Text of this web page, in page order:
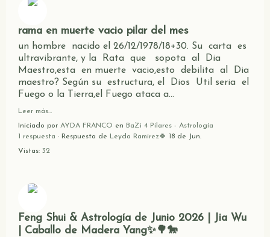
rama en muerte vacio pilar del mes
un hombre nacido el 26/12/1978/18+30. Su carta es
ultravibrante, y la Rata que sopota al Dia
Maestro,esta en muerte vacio,esto debilita al Dia
maestro? Según su estructura, el Dios Util seria el
Fuego o la Tierra,el Fuego ataca a…
Leer más…
Iniciado por AYDA FRANCO en BaZi 4 Pilares - Astrología
1 respuesta · Respuesta de Leyda Ramirez🍀 18 de Jun.
Vistas: 32
Feng Shui & Astrología de Junio 2026 | Jia Wu
| Caballo de Madera Yang✨🌳🐎